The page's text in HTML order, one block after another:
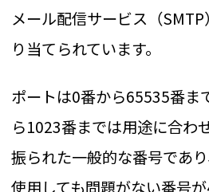
メール配信サービス（
り当てられています。
ポートは0番から65535番ま
ら1023番までは用途に合わ
振られた一般的な番号であ
使用しても問題がない番号